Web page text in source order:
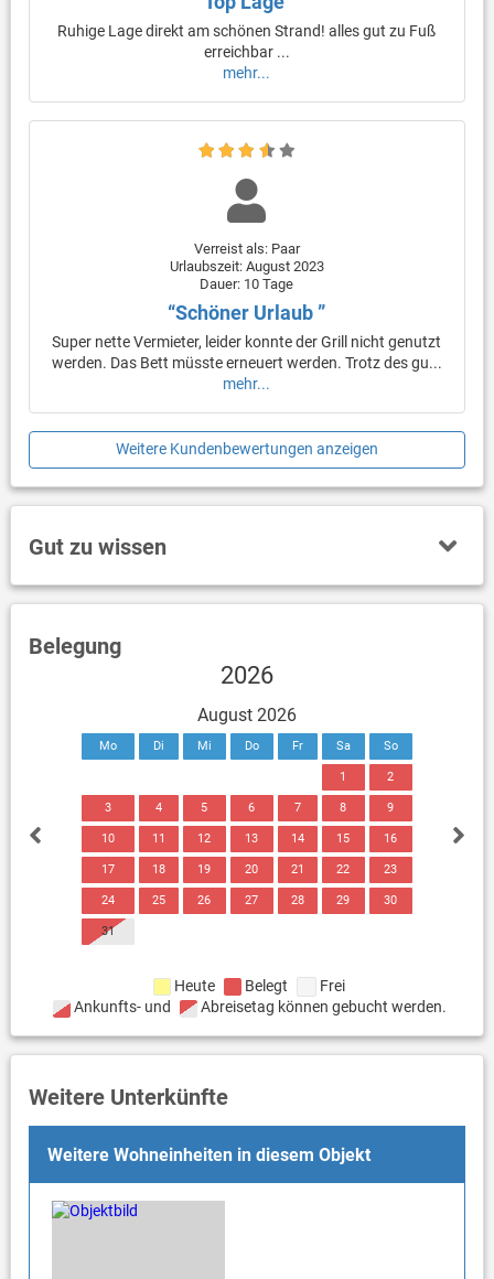
Ruhige Lage direkt am schönen Strand! alles gut zu Fuß
erreichbar ...
mehr...
Verreist als: Paar
Urlaubszeit: August 2023
Dauer: 10 Tage
“Schöner Urlaub ”
Super nette Vermieter, leider konnte der Grill nicht genutzt
werden. Das Bett müsste erneuert werden. Trotz des gu...
mehr...
Weitere Kundenbewertungen anzeigen
Gut zu wissen
Belegung
2026
August 2026
Mo Di Mi Do Fr Sa So
1 2
3 4 5 6 7 8 9
10 11 12 13 14 15 16
17 18 19 20 21 22 23
24 25 26 27 28 29 30
31
Heute Belegt
Frei
Ankunfts- und
Abreisetag können gebucht werden.
Weitere Unterkünfte
Weitere Wohneinheiten in diesem Objekt